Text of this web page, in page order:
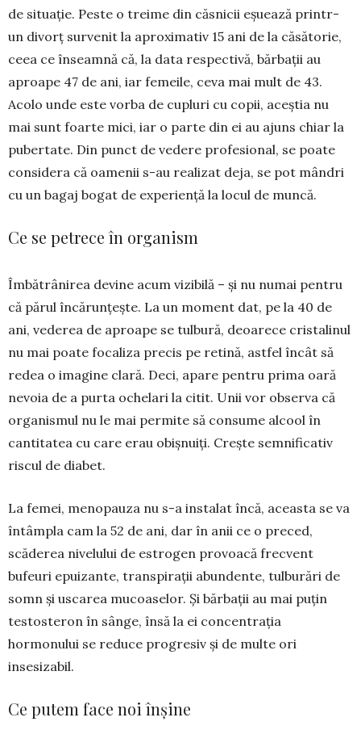
de situație. Peste o treime din căsnicii eșuează printr-
un divorț survenit la aproximativ 15 ani de la căsătorie,
ceea ce înseamnă că, la data res­pectivă, bărbații au
aproa­pe 47 de ani, iar fe­meile, ceva mai mult de 43.
Acolo unde este vor­ba de cupluri cu copii, aceștia nu
mai sunt foarte mici, iar o parte din ei au ajuns chiar la
pu­bertate. Din punct de vedere profesional, se poate
con­sidera că oamenii s-au realizat deja, se pot mândri
cu un bagaj bogat de experiență la locul de muncă.
Ce se petrece în organism
Îmbătrânirea devine acum vizibilă – și nu nu­mai pentru
că părul încărunțește. La un moment dat, pe la 40 de
ani, vederea de aproape se tulbură, deoarece cristalinul
nu mai poate focaliza precis pe retină, astfel încât să
redea o imagine clară. Deci, apare pentru prima oară
ne­voia de a purta ochelari la citit. Unii vor observa că
orga­nismul nu le mai per­mite să consume al­cool în
cantitatea cu care erau obișnuiți. Crește semnificativ
riscul de diabet.
La femei, menopauza nu s-a instalat încă, aceas­ta se va
întâmpla cam la 52 de ani, dar în anii ce o preced,
scăderea nivelului de estrogen pro­voacă frecvent
bufeuri epuizante, transpirații abun­dente, tulburări de
somn și uscarea mucoa­selor. Și bărbații au mai puțin
testosteron în sânge, însă la ei concentrația
hormonului se reduce progresiv și de multe ori
insesizabil.
Ce putem face noi înșine